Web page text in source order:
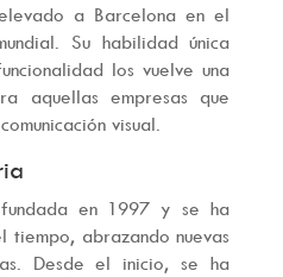
a Barcelona en el
Su habilidad única
los vuelve una
aquellas empresas que
visual.
en 1997 y se ha
abrazando nuevas
Desde el inicio, se ha